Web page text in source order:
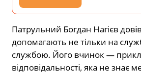
Патрульний Богдан Нагієв
допомагають не тільки на
службою. Його вчинок —
відповідальності, яка не знає